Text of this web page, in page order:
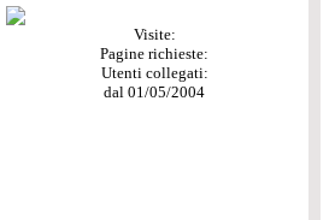
Visite:
Pagine richieste:
Utenti collegati:
dal 01/05/2004